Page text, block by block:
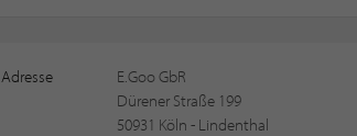
Adresse
E.Goo GbR
Dürener Straße 199
50931 Köln - Lindenthal